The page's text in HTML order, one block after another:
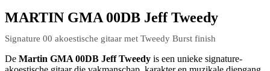
MARTIN GMA 00DB Jeff Tweedy
Signature 00 akoestische gitaar met Tweedy Burst finish
De Martin GMA 00DB Jeff Tweedy is een unieke signature-